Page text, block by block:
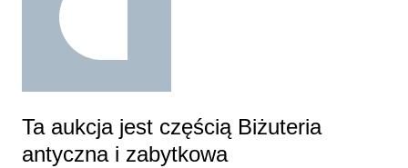
Ta aukcja jest częścią Biżuteria
antyczna i zabytkowa